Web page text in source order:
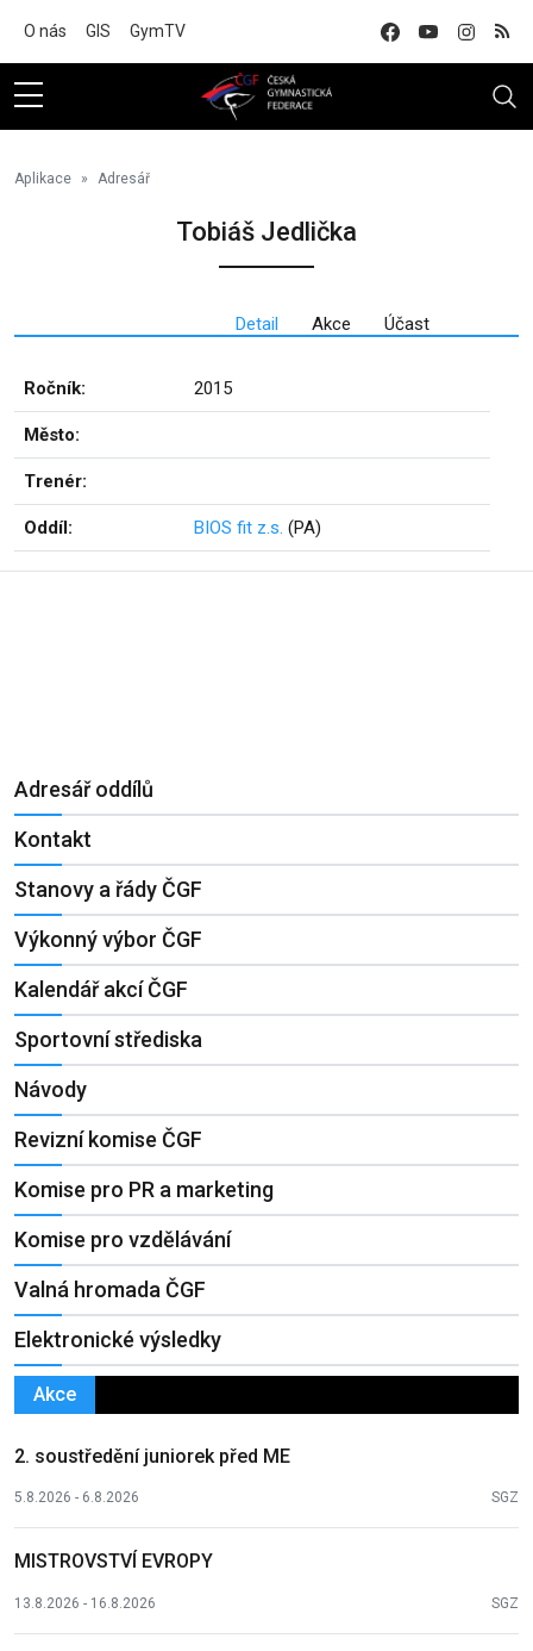
O nás GIS GymTV
Aplikace Adresář
Tobiáš Jedlička
Detail Akce Účast
Ročník: 2015
Město:
Trenér:
Oddíl: BIOS fit z.s. (PA)
Adresář oddílů
Kontakt
Stanovy a řády ČGF
Výkonný výbor ČGF
Kalendář akcí ČGF
Sportovní střediska
Návody
Revizní komise ČGF
Komise pro PR a marketing
Komise pro vzdělávání
Valná hromada ČGF
Elektronické výsledky
Akce
2. soustředění juniorek před ME
5.8.2026 - 6.8.2026 SGZ
MISTROVSTVÍ EVROPY
13.8.2026 - 16.8.2026 SGZ